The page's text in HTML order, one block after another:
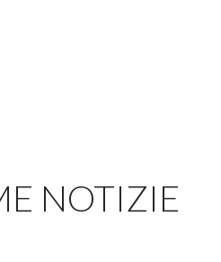
NOTIZIE